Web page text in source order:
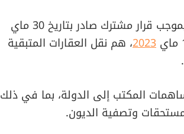
وأشارت إلى أنه تم نقل لائحة أولية للعقارات المعنية بموجب قرار مشترك صادر بتاريخ 30 ماي
2023، هم نقل العقارات المتبقية
المكتب إلى الدولة، بما في ذلك
وتصفية الديون.